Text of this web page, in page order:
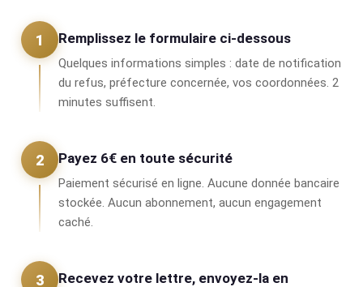
1 Remplissez le formulaire ci-dessous
Quelques informations simples : date de notification
du refus, préfecture concernée, vos coordonnées. 2
minutes suffisent.
2 Payez 6€ en toute sécurité
Paiement sécurisé en ligne. Aucune donnée bancaire
stockée. Aucun abonnement, aucun engagement
caché.
3 Recevez votre lettre, envoyez-la en